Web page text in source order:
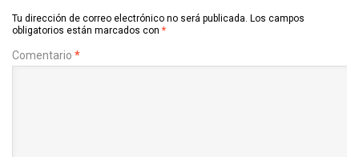
Tu dirección de correo electrónico no será publicada. Los campos
obligatorios están marcados con *
Comentario *